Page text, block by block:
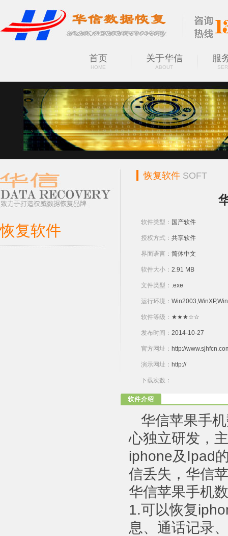
首页
HOME
关于华信
ABOUT
服
恢复软件
恢复软件 SOFT
软件类型： 国产软件
授权方式： 共享软件
界面语言： 简体中文
软件大小： 2.91 MB
文件类型： .exe
运行环境：
软件等级： ★★★☆☆
发布时间： 2014-10-27
官方网址： http://
演示网址： http://
下载次数：
软件介绍
华信苹果手
心独立研发，
iphone及Ipad
信丢失，华信
华信苹果手机
1.可以恢复
息、通话记录